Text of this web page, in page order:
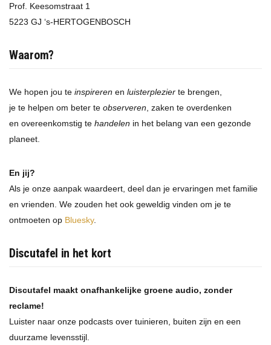
Prof. Keesomstraat 1
5223 GJ ‘s-HERTOGENBOSCH
Waarom?
We hopen jou te inspireren en luisterplezier te brengen,
je te helpen om beter te observeren , zaken te overdenken
en overeenkomstig te handelen in het belang van een gezonde
planeet.
En jij?
Als je onze aanpak waardeert, deel dan je ervaringen met familie
en vrienden. We zouden het ook geweldig vinden om je te
ontmoeten op Bluesky.
Discutafel in het kort
Discutafel maakt onafhankelijke groene audio, zonder
reclame!
Luister naar onze podcasts over tuinieren, buiten zijn en een
duurzame levensstijl.